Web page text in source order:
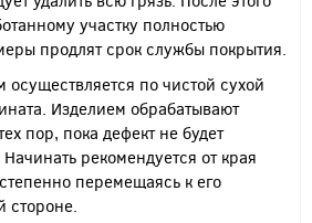
участку полностью
продлят срок службы покрытия.
осуществляется по чистой сухой
Изделием обрабатывают
пор, пока дефект не будет
рекомендуется от края
перемещаясь к его
стороне.